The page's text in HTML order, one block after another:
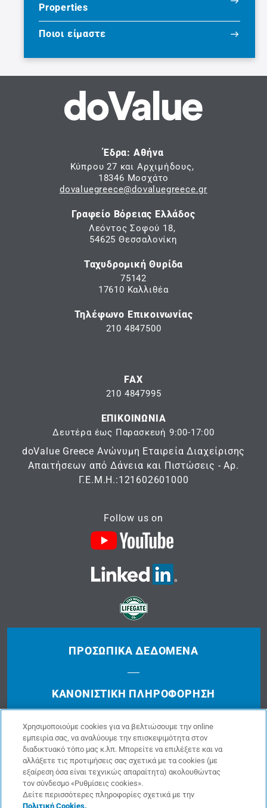
Properties
Ποιοι είμαστε
Έδρα: Αθήνα
Κύπρου 27 και Αρχιμήδους,
18346 Μοσχάτο
dovaluegreece@dovaluegreece.gr
Γραφείο Βόρειας Ελλάδος
Λεόντος Σοφού 18,
54625 Θεσσαλονίκη
Ταχυδρομική Θυρίδα
75142
17610 Καλλιθέα
Τηλέφωνο Επικοινωνίας
210 4847500
FAX
210 4847995
ΕΠΙΚΟΙΝΩΝΙΑ
Δευτέρα έως Παρασκευή 9:00-17:00
doValue Greece Ανώνυμη Εταιρεία Διαχείρισης
Απαιτήσεων από Δάνεια και Πιστώσεις - Αρ.
Γ.Ε.Μ.Η.:121602601000
Follow us on
ΠΡΟΣΩΠΙΚΆ ΔΕΔΟΜΈΝΑ
ΚΑΝΟΝΙΣΤΙΚΉ ΠΛΗΡΟΦΌΡΗΣΗ
ΔΙΑΧΕΊΡΙΣΗΣ ΠΑΡΑΠΌΝΩΝ
ΌΡΟΙ ΧΡΉΣΗΣ
Χρησιμοποιούμε cookies για να βελτιώσουμε την online
εμπειρία σας, να αναλύουμε την επισκεψιμότητα στον
διαδικτυακό τόπο μας κ.λπ. Μπορείτε να επιλέξετε και να
αλλάξετε τις προτιμήσεις σας σχετικά με τα cookies (με
εξαίρεση όσα είναι τεχνικώς απαραίτητα) ακολουθώντας
τον σύνδεσμο «Ρυθμίσεις cookies».
Δείτε περισσότερες πληροφορίες σχετικά με την
Πολιτική Cookies.